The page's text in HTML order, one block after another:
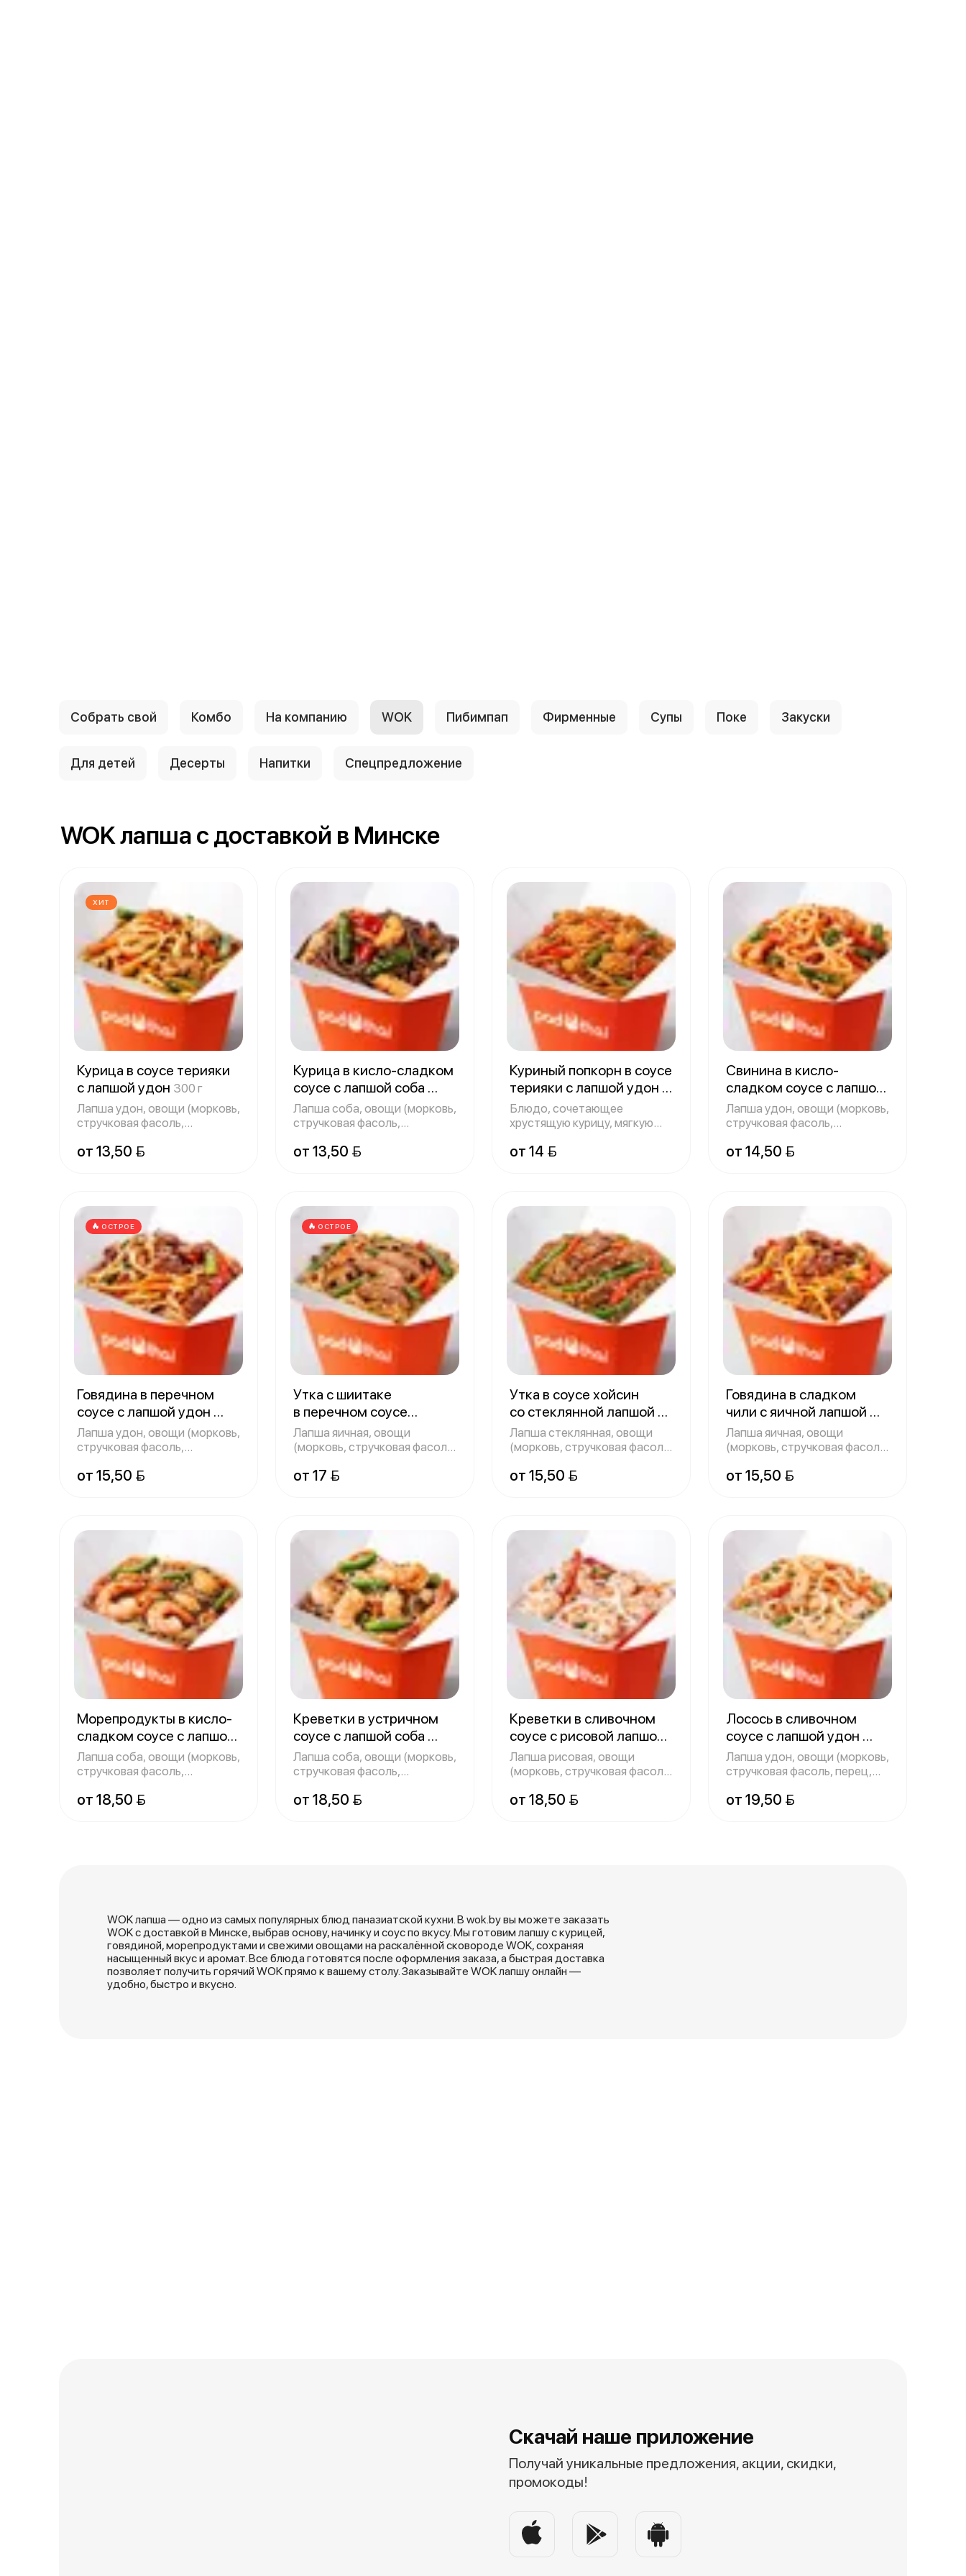
Собрать свой Комбо На компанию WOK Пибимпап Фирменные Супы Поке Закуски
Для детей Десерты Напитки Спецпредложение
WOK лапша с доставкой в Минске
ХИТ
Курица в соусе терияки
с лапшой удон 300 г
Лапша удон, овощи (морковь,
стручковая фасоль,
от 13,50 
Курица в кисло-сладком
соусе с лапшой соба
300 г
Лапша соба, овощи (морковь,
стручковая фасоль,
от 13,50 
Куриный попкорн в соусе
терияки с лапшой удон
300 г
Блюдо, сочетающее
хрустящую курицу, мягкую
от 14 
Свинина в кисло-
сладком соусе с лапшой
удон300 г
Лапша удон, овощи (морковь,
стручковая фасоль,
от 14,50 
ОСТРОЕ
Говядина в перечном
соусе с лапшой удон
300 г
Лапша удон, овощи (морковь,
стручковая фасоль,
от 15,50 
ОСТРОЕ
Утка с шиитаке
в перечном соусе
с яичной лапшой320 г
Лапша яичная, овощи
(морковь, стручковая фасоль,
от 17 
Утка в соусе хойсин
со стеклянной лапшой
300 г
Лапша стеклянная, овощи
(морковь, стручковая фасоль,
от 15,50 
Говядина в сладком
чили с яичной лапшой
300 г
Лапша яичная, овощи
(морковь, стручковая фасоль,
от 15,50 
Морепродукты в кисло-
сладком соусе с лапшой
соба300 г
Лапша соба, овощи (морковь,
стручковая фасоль,
от 18,50 
Креветки в устричном
соусе с лапшой соба
300 г
Лапша соба, овощи (морковь,
стручковая фасоль,
от 18,50 
Креветки в сливочном
соусе с рисовой лапшой
300 г
Лапша рисовая, овощи
(морковь, стручковая фасоль,
от 18,50 
Лосось в сливочном
соусе с лапшой удон
300 г
Лапша удон, овощи (морковь,
стручковая фасоль, перец,
от 19,50 
WOK лапша — одно из самых популярных блюд паназиатской кухни. В wok.by вы можете заказать
WOK с доставкой в Минске, выбрав основу, начинку и соус по вкусу. Мы готовим лапшу с курицей,
говядиной, морепродуктами и свежими овощами на раскалённой сковороде WOK, сохраняя
насыщенный вкус и аромат. Все блюда готовятся после оформления заказа, а быстрая доставка
позволяет получить горячий WOK прямо к вашему столу. Заказывайте WOK лапшу онлайн —
удобно, быстро и вкусно.
Скачай наше приложение
Получай уникальные предложения, акции, скидки,
промокоды!